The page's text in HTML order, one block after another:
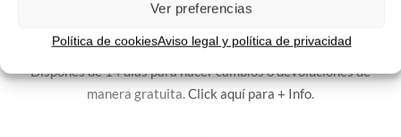
Ver preferencias
Política de cookiesAviso legal y política de privacidad
FÁCIL DEVOLUCIÓN
Dispones de 14 días para hacer cambios o devoluciones de
manera gratuita. Click aquí para + Info